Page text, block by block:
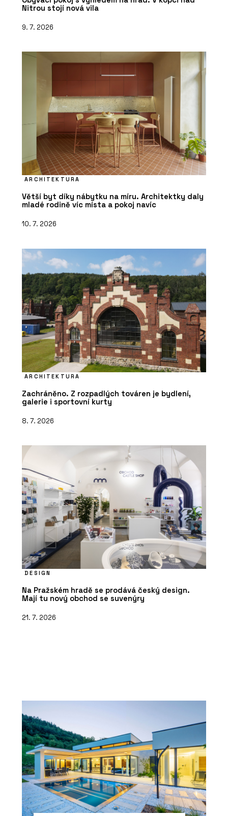
Nitrou stojí nová vila
9. 7. 2026
ARCHITEKTURA
Větší byt díky nábytku na míru. Architektky daly
mladé rodině víc místa a pokoj navíc
10. 7. 2026
ARCHITEKTURA
Zachráněno. Z rozpadlých továren je bydlení,
galerie i sportovní kurty
8. 7. 2026
DESIGN
Na Pražském hradě se prodává český design.
Mají tu nový obchod se suvenýry
21. 7. 2026